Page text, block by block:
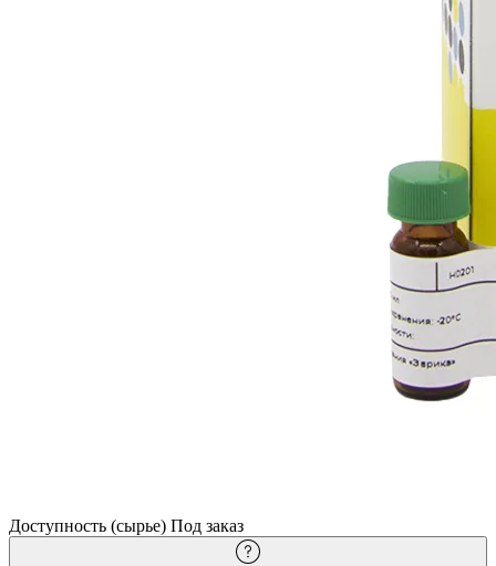
Доступность (сырье) Под заказ